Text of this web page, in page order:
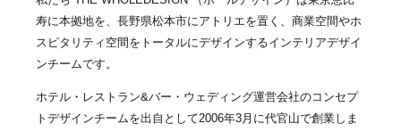
寿に本拠地を、長野県松本市にアトリエを置く、商業空間やホ
スピタリティ空間をトータルにデザインするインテリアデザイ
ンチームです。
ホテル・レストラン&バー・ウェディング運営会社のコンセプ
トデザインチームを出自として2006年3月に代官山で創業しま